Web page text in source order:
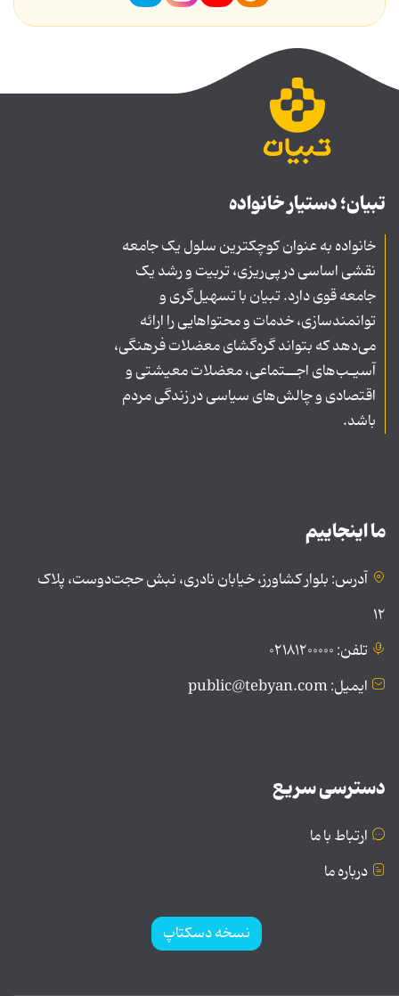
تبیان؛ دستیار خانواده
خانواده به عنوان کوچکترین سلول یک جامعه
نقشی اساسی در پی‌ریزی، تربیت و رشد یک
جامعه قوی دارد. تبیان با تسهیل‌گری و
توانمندسازی، خدمات و محتواهایی را ارائه
می‌دهد که بتواند گره‌گشای معضلات فرهنگی،
آسیـب‌های اجــتماعی، معضلات معیشتی و
اقتصادی و چالش‌های سیاسی در زندگی مردم
باشد.
ما اینجاییم
آدرس: بلوار کشاورز، خیابان نادری، نبش حجت‌دوست، پلاک
۱۲
تلفن: ۰۲۱۸۱۲۰۰۰۰۰
ایمیل: public@tebyan.com
دسترسی سریع
ارتباط با ما
درباره ما
نسخه دسکتاپ